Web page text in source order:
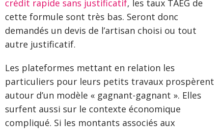
crédit rapide sans justificatif, les taux TAEG de
cette formule sont très bas. Seront donc
demandés un devis de l’artisan choisi ou tout
autre justificatif.
Les plateformes mettant en relation les
particuliers pour leurs petits travaux prospèrent
autour d’un modèle « gagnant-gagnant ». Elles
surfent aussi sur le contexte économique
compliqué. Si les montants associés aux